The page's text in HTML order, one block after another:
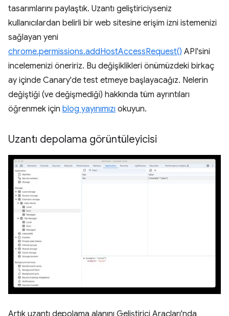
tasarımlarını paylaştık. Uzantı geliştiriciyseniz
kullanıcılardan belirli bir web sitesine erişim izni istemenizi
sağlayan yeni
chrome.permissions.addHostAccessRequest() API'sini
incelemenizi öneririz. Bu değişiklikleri önümüzdeki birkaç
ay içinde Canary'de test etmeye başlayacağız. Nelerin
değiştiği (ve değişmediği) hakkında tüm ayrıntıları
öğrenmek için blog yayınımızı okuyun.
Uzantı depolama görüntüleyicisi